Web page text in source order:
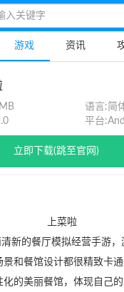
游戏 资讯
语言:简
平台:
立即下载(跳至官网)
清新的餐厅模拟经营手游
和餐馆设计都很精致卡
的美丽餐馆，体现自己